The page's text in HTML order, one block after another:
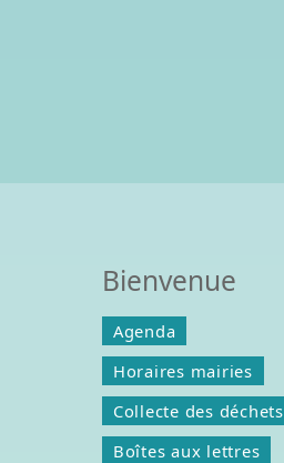
Bienvenue
Agenda
Horaires mairies
Collecte des déchets
Boîtes aux lettres